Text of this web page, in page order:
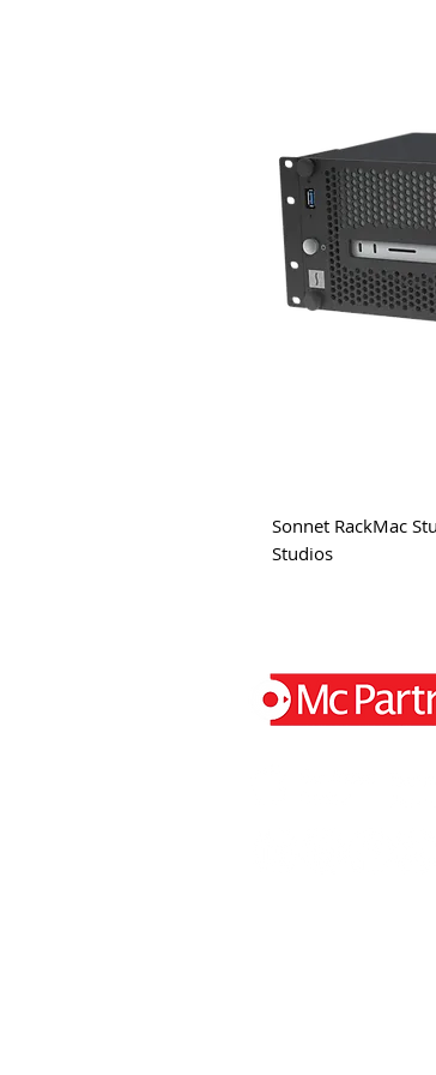
Sonnet RackMac
Studios